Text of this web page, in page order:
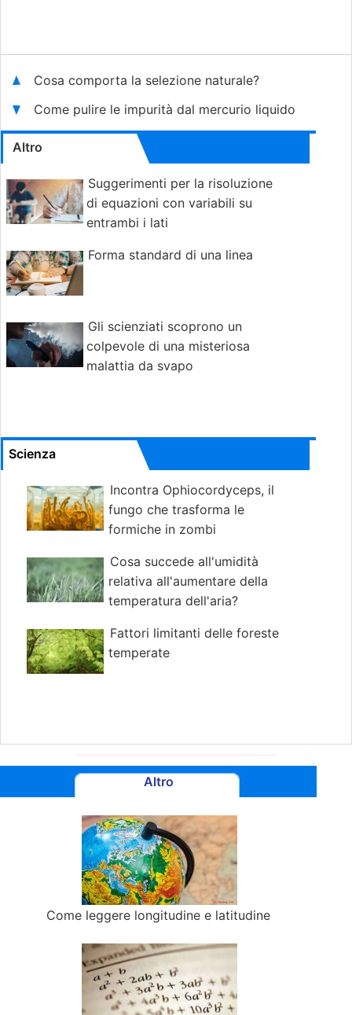
Cosa comporta la selezione naturale?
Come pulire le impurità dal mercurio liquido
Altro
Suggerimenti per la risoluzione
di equazioni con variabili su
entrambi i lati
Forma standard di una linea
Gli scienziati scoprono un
colpevole di una misteriosa
malattia da svapo
Scienza
Incontra Ophiocordyceps, il
fungo che trasforma le
formiche in zombi
Cosa succede all'umidità
relativa all'aumentare della
temperatura dell'aria?
Fattori limitanti delle foreste
temperate
Altro
Come leggere longitudine e latitudine